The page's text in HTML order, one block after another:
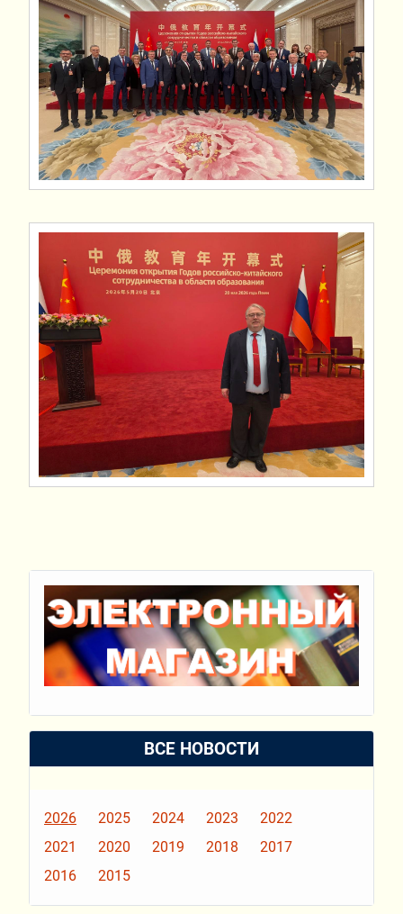
ВСЕ НОВОСТИ
2026 2025 2024 2023
2022
2021
2020 2019 2018
2017
2016
2015